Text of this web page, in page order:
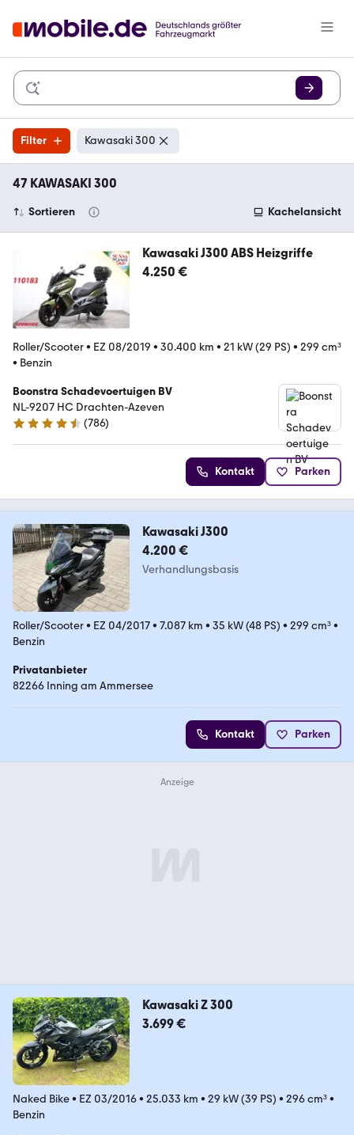
Filter Kawasaki 300
47 KAWASAKI 300
Sortieren Kachelansicht
Kawasaki J300 ABS Heizgriffe
4.250 €
Roller/Scooter• EZ 08/2019 • 30.400 km • 21 kW (29 PS) • 299 cm³
• Benzin
Boonstra Schadevoertuigen BV
NL-9207 HC Drachten-Azeven
4.4 Sterne
(786)
Kontakt Parken
Kawasaki J300
4.200 €
Verhandlungsbasis
Roller/Scooter• EZ 04/2017• 7.087 km • 35 kW (48 PS) • 299 cm³•
Benzin
Privatanbieter
82266 Inning am Ammersee
Kontakt Parken
Kawasaki Z 300
3.699 €
Naked Bike• EZ 03/2016• 25.033 km • 29 kW (39 PS) • 296 cm³•
Benzin